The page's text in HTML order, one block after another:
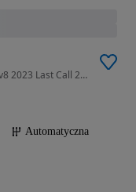
5654 cm3 • 370 KM • Dodge Charger R/T 5.7 v8 2023 Last Call 28tyś km Bogate wyposażenie
Automatyczna